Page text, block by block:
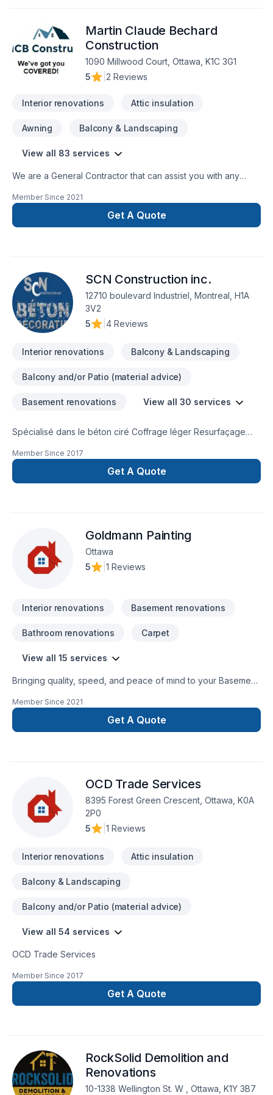
design and build services✔ 3D renders and floor plans
before the actual renovation, so you can visually see what
you’re getting in the comfort of your home before you even
commit.✔ M3 Renovation Services provides an extensive list
Martin Claude Bechard
Construction
1090 Millwood Court, Ottawa, K1C 3G1
5
2 Reviews
Interior renovations Attic insulation
Awning Balcony & Landscaping
View all 83 services
We are a General Contractor that can assist you with any
Member Since 2021
Get A Quote
SCN Construction inc.
12710 boulevard Industriel, Montreal, H1A
3V2
5
4 Reviews
Interior renovations Balcony & Landscaping
Balcony and/or Patio (material advice)
Basement renovations View all 30 services
Spécialisé dans le béton ciré Coffrage léger Resurfaçage
intérieur Mur intérieur Manteau de foyer Balcon en bois et
Member Since 2017
Get A Quote
Goldmann Painting
Ottawa
5
1 Reviews
Interior renovations Basement renovations
Bathroom renovations Carpet
View all 15 services
Bringing quality, speed, and peace of mind to your Basement,
staining, Flooring, Kitchen, Masonry, Painting, Tiling projects
in Eastern Ontario. Our experienced team focuses on
precision, quality workmanship, and seamless client
Member Since 2021
Get A Quote
OCD Trade Services
8395 Forest Green Crescent, Ottawa, K0A
2P0
5
1 Reviews
Interior renovations Attic insulation
Balcony & Landscaping
Balcony and/or Patio (material advice)
View all 54 services
OCD Trade Services
Member Since 2017
Get A Quote
RockSolid Demolition and
Renovations
10-1338 Wellington St. W , Ottawa, K1Y 3B7